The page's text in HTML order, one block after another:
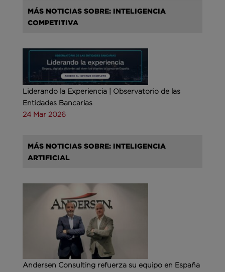
MÁS NOTICIAS SOBRE: INTELIGENCIA
COMPETITIVA
Liderando la Experiencia | Observatorio de las
Entidades Bancarias
24 Mar 2026
MÁS NOTICIAS SOBRE: INTELIGENCIA
ARTIFICIAL
Andersen Consulting refuerza su equipo en España